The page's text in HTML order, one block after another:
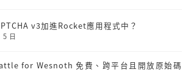
v3加進Rocket應用程式中？
日
for Wesnoth 免費、跨平台且開放原始碼